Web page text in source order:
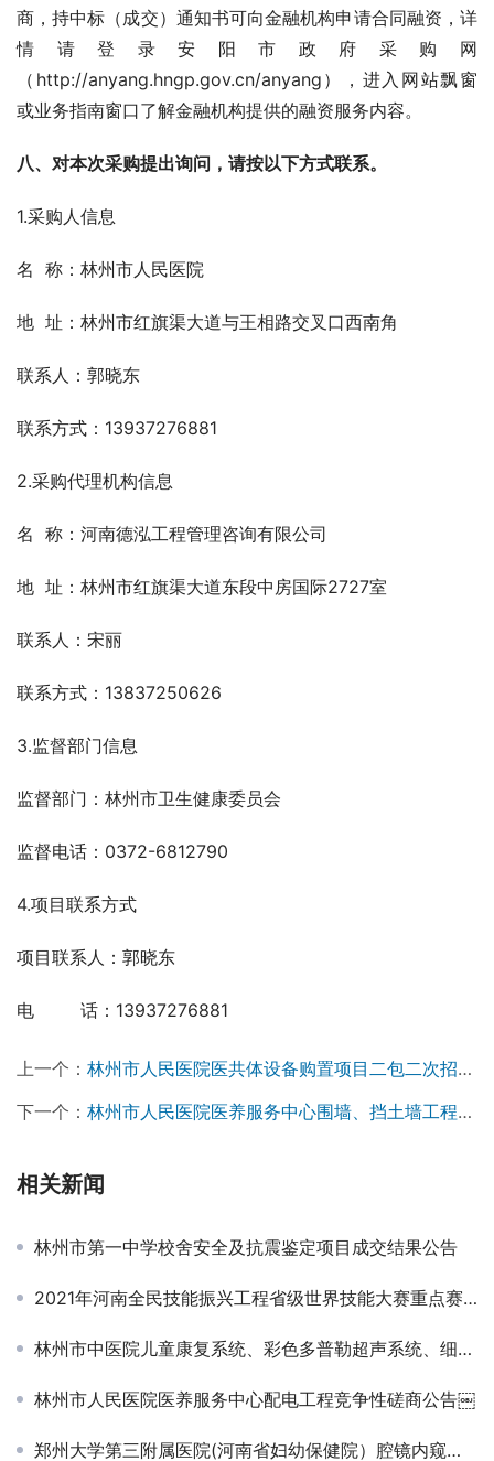
商，持中标（成交）通知书可向金融机构申请合同融资，详
情请登录安阳市政府采购网
（http://anyang.hngp.gov.cn/anyang），进入网站飘窗
或业务指南窗口了解金融机构提供的融资服务内容。
八、对本次采购提出询问，请按以下方式联系。
1.采购人信息
名  称：林州市人民医院
地  址：林州市红旗渠大道与王相路交叉口西南角
联系人：郭晓东
联系方式：13937276881
2.采购代理机构信息
名  称：河南德泓工程管理咨询有限公司
地  址：林州市红旗渠大道东段中房国际2727室
联系人：宋丽
联系方式：13837250626
3.监督部门信息
监督部门：林州市卫生健康委员会
监督电话：0372-6812790
4.项目联系方式
项目联系人：郭晓东
电　 　 话：13937276881
上一个： 林州市人民医院医共体设备购置项目二包二次招标公告￼
下一个： 林州市人民医院医养服务中心围墙、挡土墙工程竞争性磋商公告￼
相关新闻
林州市第一中学校舍安全及抗震鉴定项目成交结果公告
2021年河南全民技能振兴工程省级世界技能大赛重点赛项提升水处理技术项目实训设备采购成交公告￼
林州市中医院儿童康复系统、彩色多普勒超声系统、细菌鉴定药敏分析系统、自动化血培养系统采购项目招标公告
林州市人民医院医养服务中心配电工程竞争性磋商公告￼
郑州大学第三附属医院(河南省妇幼保健院）腔镜内窥镜单孔手术系统项目-公开招标公告（二次）